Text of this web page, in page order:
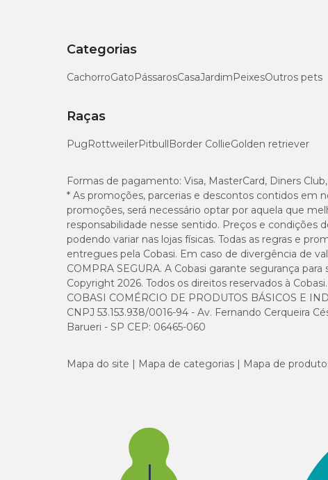
Categorias
CachorroGatoPássarosCasaJardimPeixesOutros pets
Raças
PugRottweilerPitbullBorder CollieGolden retriever
Formas de pagamento: Visa, MasterCard, Diners
* As promoções, parcerias e descontos contidos em
promoções, será necessário optar por aquela que
responsabilidade nesse sentido. Preços e condições
podendo variar nas lojas físicas. Todas as regras e
entregues pela Cobasi. Em caso de divergência de
COMPRA SEGURA. A Cobasi garante segurança
Copyright 2026. Todos os direitos reservados à Cobasi.
COBASI COMÉRCIO DE PRODUTOS BÁSICOS E
CNPJ 53.153.938/0016-94 - Av. Fernando Cerqueira
Barueri - SP CEP: 06465-060
Mapa do site Mapa de categorias Mapa de